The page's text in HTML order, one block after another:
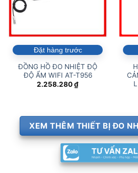
Đặt hàng trước
ĐỒNG HỒ ĐO NHIỆT ĐỘ
ĐỘ ẨM WIFI AT-T956
2.258.280₫
XEM THÊM THIẾT BỊ ĐO